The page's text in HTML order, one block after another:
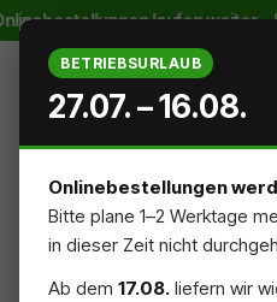
Hauptinhalt springen
Zur Suche springenlaufen weiter –
STARTSEITE
NACHHALTIG
BETRIEBSURLAUB
27.07. – 16.08.
Onlinebestellungen
Bitte plane 1–2 Werktage
in dieser Zeit nicht
Ab dem 17.08. liefern wir